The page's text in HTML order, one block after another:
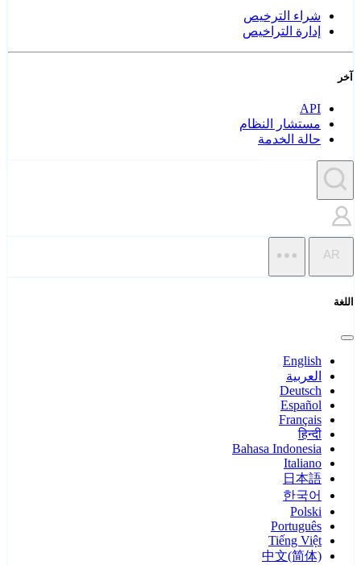
شراء الترخيص
إدارة التراخيص
آخر
API
مستشار النظام
حالة الخدمة
AR
اللغة
English
العربية
Deutsch
Español
Français
हिन्दी
Bahasa Indonesia
Italiano
日本語
한국어
Polski
Português
Tiếng Việt
中文(简体)